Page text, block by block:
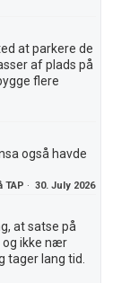
at parkere de
af plads på
flere
også havde
TAP ·30. July 2026
at satse på
og ikke nær
tager lang tid.